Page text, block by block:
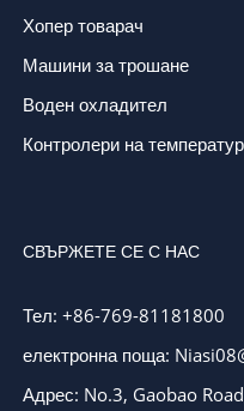
Хопер товарач
Машини за трошане
Воден охладител
Контролери на
СВЪРЖЕТЕ СЕ С НАС
Тел: +86-769-81181800
електронна поща:
Адрес: No.3, Gaobao